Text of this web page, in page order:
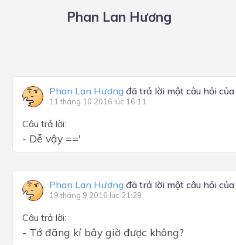
Phan Lan Hương
Phan Lan Hương đã trả lời một câu hỏi của
11 tháng 10 2016 lúc 16:11
Câu trả lời:
- Dễ vậy =='
Phan Lan Hương đã trả lời một câu hỏi của
19 tháng 9 2016 lúc 21:29
Câu trả lời:
- Tớ đăng kí bây giờ được không?